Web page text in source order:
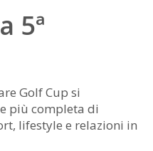
5ª
Golf Cup si
più completa di
lifestyle e relazioni in